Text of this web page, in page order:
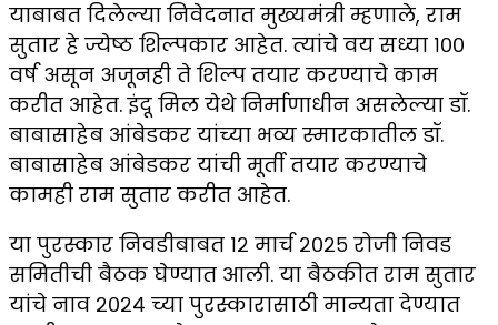
याबाबत दिलेल्या निवेदनात मुख्यमंत्री म्हणाले, राम
सुतार हे ज्येष्ठ शिल्पकार आहेत. त्यांचे वय सध्या १००
वर्ष असून अजूनही ते शिल्प तयार करण्याचे काम
करीत आहेत. इंदू मिल येथे निर्माणाधीन असलेल्या डॉ.
बाबासाहेब आंबेडकर यांच्या भव्य स्मारकातील डॉ.
बाबासाहेब आंबेडकर यांची मूर्ती तयार करण्याचे
कामही राम सुतार करीत आहेत.
या पुरस्कार निवडीबाबत १२ मार्च २०२५ रोजी निवड
समितीची बैठक घेण्यात आली. या बैठकीत राम सुतार
यांचे नाव २०२४ च्या पुरस्कारासाठी मान्यता देण्यात